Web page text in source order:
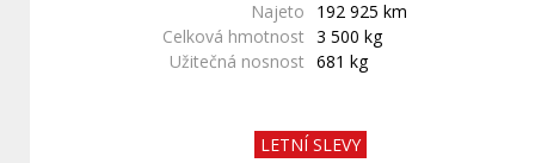
Najeto
192 925 km
Celková hmotnost 3 500 kg
Užitečná nosnost 681 kg
LETNÍ SLEVY